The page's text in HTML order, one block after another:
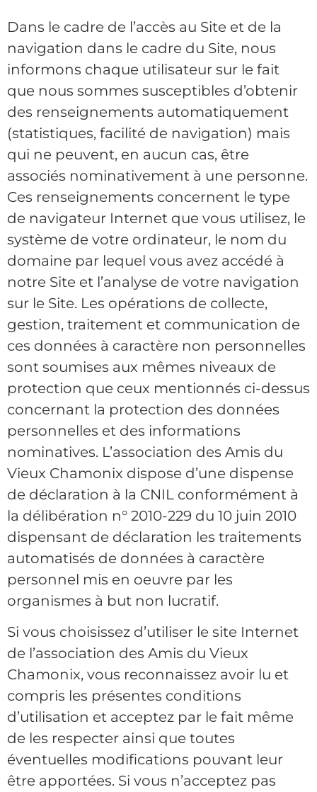
Dans le cadre de l’accès au Site et de la
navigation dans le cadre du Site, nous
informons chaque utilisateur sur le fait
que nous sommes susceptibles d’obtenir
des renseignements automatiquement
(statistiques, facilité de navigation) mais
qui ne peuvent, en aucun cas, être
associés nominativement à une personne.
Ces renseignements concernent le type
de navigateur Internet que vous utilisez, le
système de votre ordinateur, le nom du
domaine par lequel vous avez accédé à
notre Site et l’analyse de votre navigation
sur le Site. Les opérations de collecte,
gestion, traitement et communication de
ces données à caractère non personnelles
sont soumises aux mêmes niveaux de
protection que ceux mentionnés ci-dessus
concernant la protection des données
personnelles et des informations
nominatives. L’association des Amis du
Vieux Chamonix dispose d’une dispense
de déclaration à la CNIL conformément à
la délibération n° 2010-229 du 10 juin 2010
dispensant de déclaration les traitements
automatisés de données à caractère
personnel mis en oeuvre par les
organismes à but non lucratif.
Si vous choisissez d’utiliser le site Internet
de l’association des Amis du Vieux
Chamonix, vous reconnaissez avoir lu et
compris les présentes conditions
d’utilisation et acceptez par le fait même
de les respecter ainsi que toutes
éventuelles modifications pouvant leur
être apportées. Si vous n’acceptez pas